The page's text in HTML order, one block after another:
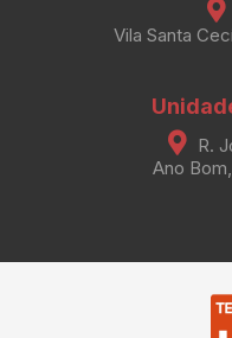
Vila Santa
R.
Ano